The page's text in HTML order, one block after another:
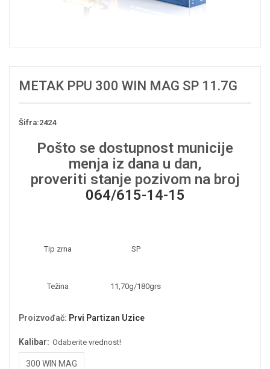
METAK PPU 300 WIN MAG SP 11.7G
Šifra:2424
Pošto se dostupnost municije
menja iz dana u dan,
proveriti stanje pozivom na broj
064/615-14-15
Tip zrna SP
Težina 11,70g/180grs
Proizvođač: Prvi Partizan Uzice
Kalibar: Odaberite vrednost!
300 WIN MAG